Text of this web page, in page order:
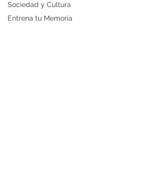
Sociedad y Cultura
Entrena tu Memoria